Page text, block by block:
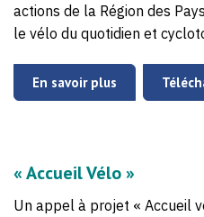
actions de la Région des
le vélo du quotidien et
En savoir plus
« Accueil Vélo »
Un appel à projet « Accueil